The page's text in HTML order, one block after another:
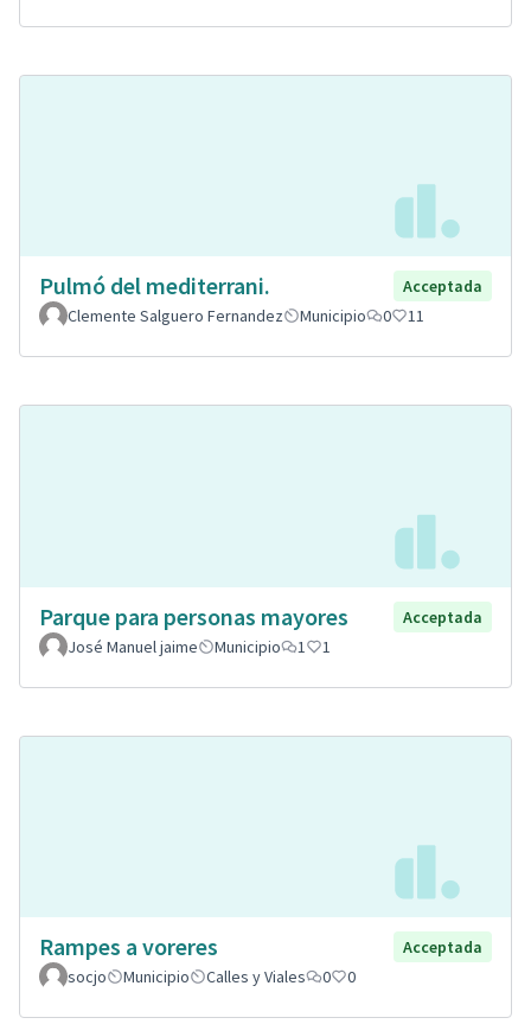
Pulmó del mediterrani.
Acceptada
Clemente Salguero Fernandez
Municipio 0 11
Parque para personas mayores
Acceptada
José Manuel jaime
Municipio 1 1
Rampes a voreres
Acceptada
socjo
Municipio Calles y Viales 0 0